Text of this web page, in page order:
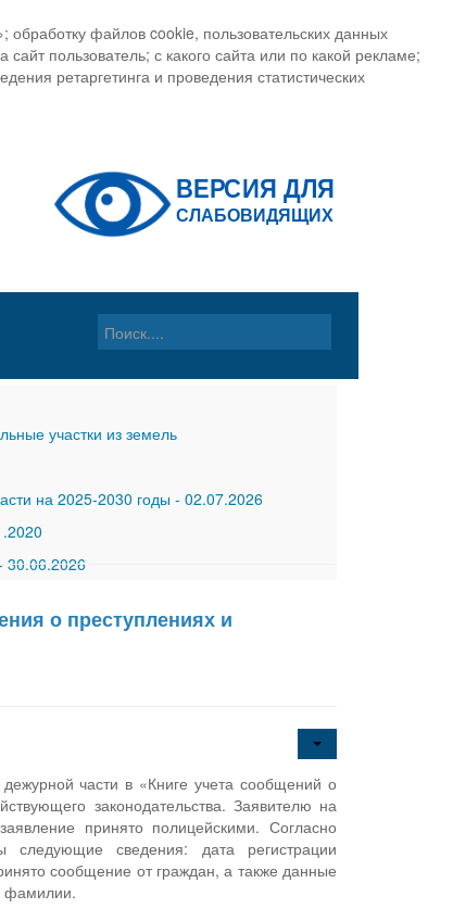
файлов cookie, пользовательских данных
пользователь; с какого сайта или по какой рекламе;
ретаргетинга и проведения статистических
участки из земель
на 2025-2030 годы - 02.07.2026
30.06.2026
о преступлениях и
части в «Книге учета сообщений о
законодательства. Заявителю на
принято полицейскими. Согласно
следующие сведения: дата регистрации
сообщение от граждан, а также данные
фамилии.